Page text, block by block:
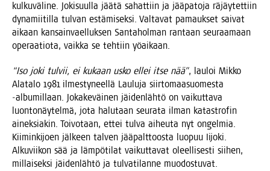
kul­ku­vä­li­ne. Joki­suul­la jää­tä sahat­tiin ja jää­pa­to­ja räjäy­tet­tiin
dyna­mii­til­la tul­van estä­mi­sek­si. Val­ta­vat pamauk­set sai­vat
aikaan kan­sain­vael­luk­sen San­ta­hol­man ran­taan seu­raa­maan
ope­raa­tio­ta, vaik­ka se teh­tiin yöaikaan.
“Iso joki tul­vii, ei kukaan usko ellei itse nää”, lau­loi Mik­ko
Ala­ta­lo 1981 ilmes­ty­neel­lä Lau­lu­ja siir­to­maa­suo­mes­ta
‑albu­mil­laan. Joka­ke­väi­nen jäi­den­läh­tö on vai­kut­ta­va
luon­to­näy­tel­mä, jota halu­taan seu­ra­ta ilman kata­stro­fin
ainek­sia­kin. Toi­vo­taan, ettei tul­va aiheu­ta nyt ongel­mia.
Kii­min­ki­joen jäl­keen tal­ven jää­palt­toos­ta luo­puu Iijo­ki.
Alku­vii­kon sää ja läm­pö­ti­lat vai­kut­ta­vat oleel­li­ses­ti sii­hen,
mil­lai­sek­si jäi­den­läh­tö ja tul­va­ti­lan­ne muodostuvat.